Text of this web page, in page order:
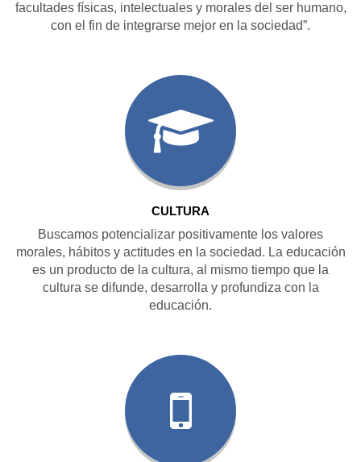
facultades físicas, intelectuales y morales del ser humano,
con el fin de integrarse mejor en la sociedad”.
CULTURA
Buscamos potencializar positivamente los valores
morales, hábitos y actitudes en la sociedad. La educación
es un producto de la cultura, al mismo tiempo que la
cultura se difunde, desarrolla y profundiza con la
educación.